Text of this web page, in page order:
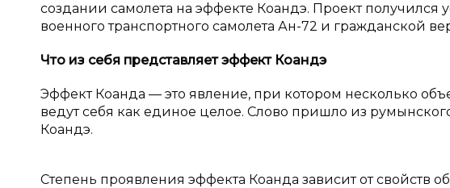
создании самолета на эффекте Коандэ. Проект
военного транспортного самолета Ан-72 и гражданской
Что из себя представляет эффект Коандэ
Эффект Коанда — это явление, при котором несколько
ведут себя как единое целое. Слово пришло из
Коандэ.
Степень проявления эффекта Коанда зависит от свойств